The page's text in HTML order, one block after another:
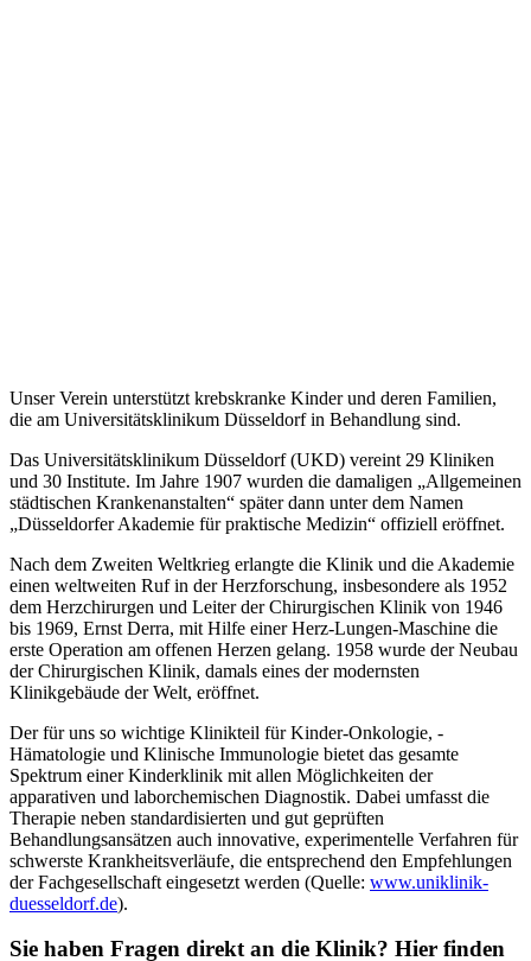
Unser Verein unterstützt krebskranke Kinder und deren Familien,
die am Universitätsklinikum Düsseldorf in Behandlung sind.
Das Universitätsklinikum Düsseldorf (UKD) vereint 29 Kliniken
und 30 Institute. Im Jahre 1907 wurden die damaligen „Allgemeinen
städtischen Krankenanstalten“ später dann unter dem Namen
„Düsseldorfer Akademie für praktische Medizin“ offiziell eröffnet.
Nach dem Zweiten Weltkrieg erlangte die Klinik und die Akademie
einen weltweiten Ruf in der Herzforschung, insbesondere als 1952
dem Herzchirurgen und Leiter der Chirurgischen Klinik von 1946
bis 1969, Ernst Derra, mit Hilfe einer Herz-Lungen-Maschine die
erste Operation am offenen Herzen gelang. 1958 wurde der Neubau
der Chirurgischen Klinik, damals eines der modernsten
Klinikgebäude der Welt, eröffnet.
Der für uns so wichtige Klinikteil für Kinder-Onkologie, -
Hämatologie und Klinische Immunologie bietet das gesamte
Spektrum einer Kinderklinik mit allen Möglichkeiten der
apparativen und laborchemischen Diagnostik. Dabei umfasst die
Therapie neben standardisierten und gut geprüften
Behandlungsansätzen auch innovative, experimentelle Verfahren für
schwerste Krankheitsverläufe, die entsprechend den Empfehlungen
der Fachgesellschaft eingesetzt werden (Quelle: www.uniklinik-
duesseldorf.de).
Sie haben Fragen direkt an die Klinik? Hier finden